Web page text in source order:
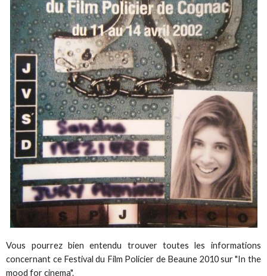
Vous pourrez bien entendu trouver toutes les informations
concernant ce Festival du Film Policier de Beaune 2010 sur "In the
mood for cinema".